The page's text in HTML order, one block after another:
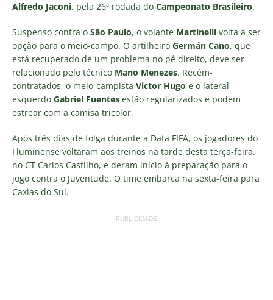
Alfredo Jaconi, pela 26ª rodada do Campeonato Brasileiro.
Suspenso contra o São Paulo, o volante Martinelli volta a ser
opção para o meio-campo. O artilheiro Germán Cano, que
está recuperado de um problema no pé direito, deve ser
relacionado pelo técnico Mano Menezes. Recém-
contratados, o meio-campista Victor Hugo e o lateral-
esquerdo Gabriel Fuentes estão regularizados e podem
estrear com a camisa tricolor.
Após três dias de folga durante a Data FIFA, os jogadores do
Fluminense voltaram aos treinos na tarde desta terça-feira,
no CT Carlos Castilho, e deram início à preparação para o
jogo contra o Juventude. O time embarca na sexta-feira para
Caxias do Sul.
PUBLICIDADE